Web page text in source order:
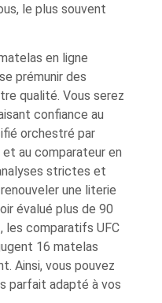
le plus souvent
en ligne
prémunir des
qualité. Vous serez
confiance au
orchestré par
et au comparateur en
strictes et
une literie
évalué plus de 90
les comparatifs UFC
16 matelas
Ainsi, vous pouvez
parfait adapté à vos